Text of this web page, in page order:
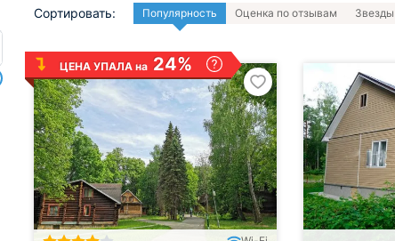
Сортировать: Популярность Оценка по отзывам Звезды
ЦЕНА УПАЛА на 24%